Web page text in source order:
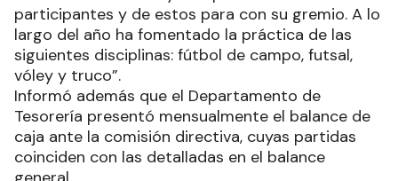
participantes y de estos para con su gremio. A lo
largo del año ha fomentado la práctica de las
siguientes disciplinas: fútbol de campo, futsal,
vóley y truco”.
Informó además que el Departamento de
Tesorería presentó mensualmente el balance de
caja ante la comisión directiva, cuyas partidas
coinciden con las detalladas en el balance